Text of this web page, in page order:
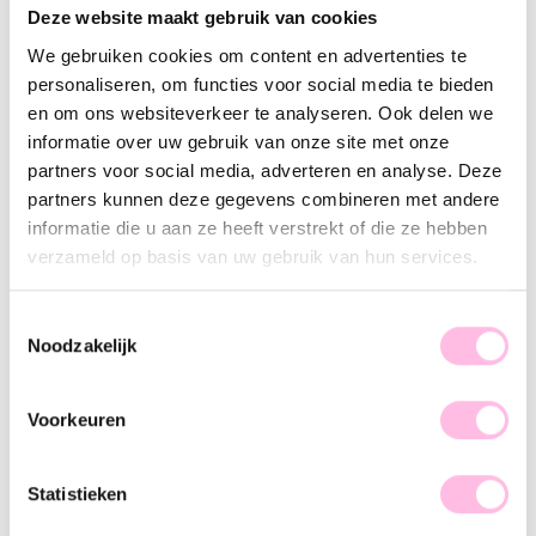
Deze website maakt gebruik van cookies
We gebruiken cookies om content en advertenties te
personaliseren, om functies voor social media te bieden
en om ons websiteverkeer te analyseren. Ook delen we
informatie over uw gebruik van onze site met onze
partners voor social media, adverteren en analyse. Deze
partners kunnen deze gegevens combineren met andere
informatie die u aan ze heeft verstrekt of die ze hebben
verzameld op basis van uw gebruik van hun services.
Noodzakelijk
Voorkeuren
Statistieken
Silver
•⁠ ⁠Free shipping from €35,-
•⁠ Please note: shipping from €1.95
•⁠ ⁠100% waterproof
•⁠ ⁠Premium stainless steel
Description Features SKU
Bestseller alert! These earrings need no introduction, we all
love the drops. The earrings are super stylish and easy to pair